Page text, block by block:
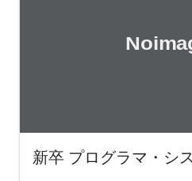
新卒 プログラマ・シ